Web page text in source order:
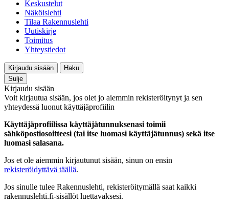
Keskustelut
Näköislehti
Tilaa Rakennuslehti
Uutiskirje
Toimitus
Yhteystiedot
Kirjaudu sisään
Haku
Sulje
Kirjaudu sisään
Voit kirjautua sisään, jos olet jo aiemmin rekisteröitynyt ja sen
yhteydessä luonut käyttäjäprofiilin
Käyttäjäprofiilissa käyttäjätunnuksenasi toimii
sähköpostiosoitteesi (tai itse luomasi käyttäjätunnus) sekä itse
luomasi salasana.
Jos et ole aiemmin kirjautunut sisään, sinun on ensin
rekisteröidyttävä täällä.
Jos sinulle tulee Rakennuslehti, rekisteröitymällä saat kaikki
rakennuslehti.fi-sisällöt luettavaksesi.